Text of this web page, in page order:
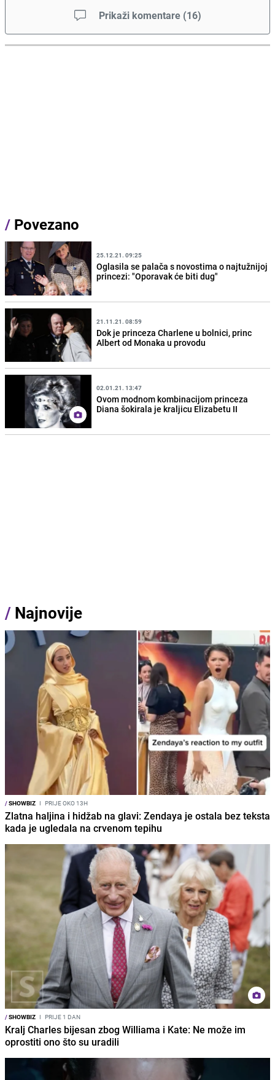
Prikaži komentare (16)
/ Povezano
25.12.21. 09:25
Oglasila se palača s novostima o najtužnijoj
princezi: "Oporavak će biti dug"
21.11.21. 08:59
Dok je princeza Charlene u bolnici, princ
Albert od Monaka u provodu
02.01.21. 13:47
Ovom modnom kombinacijom princeza
Diana šokirala je kraljicu Elizabetu II
/ Najnovije
/SHOWBIZ I PRIJE OKO 13H
Zlatna haljina i hidžab na glavi: Zendaya je ostala bez teksta
kada je ugledala na crvenom tepihu
/SHOWBIZ I PRIJE 1 DAN
Kralj Charles bijesan zbog Williama i Kate: Ne može im
oprostiti ono što su uradili